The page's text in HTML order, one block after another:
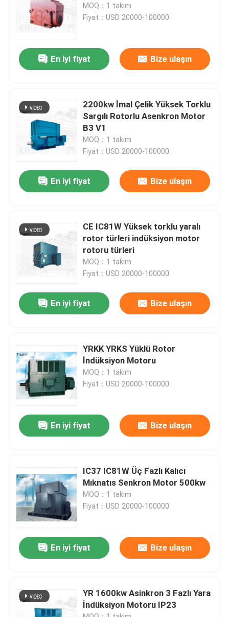
Ürün:% s
Hakkımızda
Fabrika turu
Bize Ulaşın
Haberler
Blog
Yüksek Voltajlı AC Motor
MOQ：1 takım
Fiyat：USD 20000-100000
En iyi fiyat Bize ulaşın
2200kw İmal Çelik Yüksek Torklu
Sargılı Rotorlu Asenkron Motor
B3 V1
MOQ：1 takım
Fiyat：USD 20000-100000
En iyi fiyat Bize ulaşın
CE IC81W Yüksek torklu yaralı
rotor türleri indüksiyon motor
rotoru türleri
MOQ：1 takım
Fiyat：USD 20000-100000
En iyi fiyat Bize ulaşın
YRKK YRKS Yüklü Rotor
İndüksiyon Motoru
MOQ：1 takım
Fiyat：USD 20000-100000
En iyi fiyat Bize ulaşın
IC37 IC81W Üç Fazlı Kalıcı
Mıknatıs Senkron Motor 500kw
MOQ：1 takım
Fiyat：USD 20000-100000
En iyi fiyat Bize ulaşın
YR 1600kw Asinkron 3 Fazlı Yara
İndüksiyon Motoru IP23